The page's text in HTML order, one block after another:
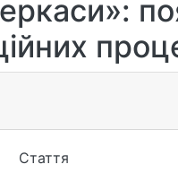
Стаття